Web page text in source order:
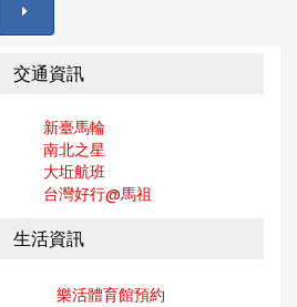
交通資訊
新臺馬輪
南北之星
大坵航班
台灣好行@馬祖
生活資訊
樂活體育館預約